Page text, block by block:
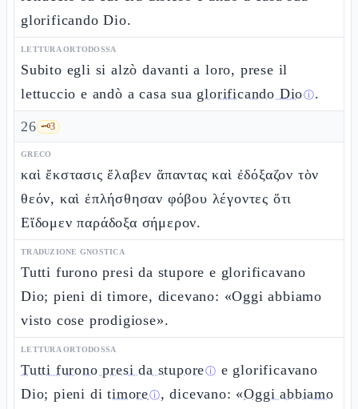
glorificando Dio.
LETTURA ORTODOSSA
Subito egli si alzò davanti a loro, prese il
lettuccio e andò a casa sua glorificando Dioⓘ.
26 🗝️3
GRECO
καὶ ἔκστασις ἔλαβεν ἅπαντας καὶ ἐδόξαζον τὸν
θεόν, καὶ ἐπλήσθησαν φόβου λέγοντες ὅτι
Εἴδομεν παράδοξα σήμερον.
TRADUZIONE GNOSTICA
Tutti furono presi da stupore e glorificavano
Dio; pieni di timore, dicevano: «Oggi abbiamo
visto cose prodigiose».
LETTURA ORTODOSSA
Tutti furono presi da stuporeⓘ e glorificavano
Dio; pieni ditimoreⓘ, dicevano: «Oggi abbiamo